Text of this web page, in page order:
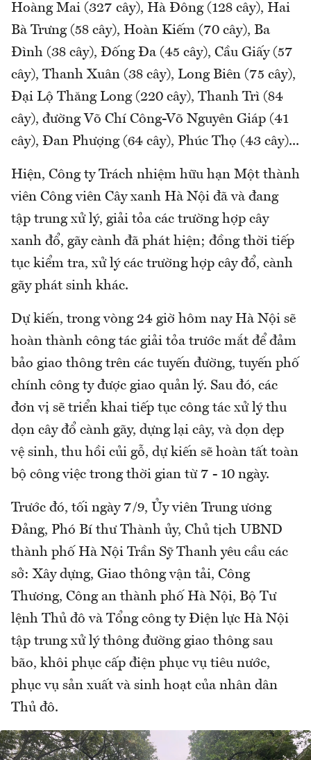
Hoàng Mai (327 cây), Hà Đông (128 cây), Hai
Bà Trưng (58 cây), Hoàn Kiếm (70 cây), Ba
Đình (38 cây), Đống Đa (45 cây), Cầu Giấy (57
cây), Thanh Xuân (38 cây), Long Biên (75 cây),
Đại Lộ Thăng Long (220 cây), Thanh Trì (84
cây), đường Võ Chí Công-Võ Nguyên Giáp (41
cây), Đan Phượng (64 cây), Phúc Thọ (43 cây)...
Hiện, Công ty Trách nhiệm hữu hạn Một thành
viên Công viên Cây xanh Hà Nội đã và đang
tập trung xử lý, giải tỏa các trường hợp cây
xanh đổ, gãy cành đã phát hiện; đồng thời tiếp
tục kiểm tra, xử lý các trường hợp cây đổ, cành
gãy phát sinh khác.
Dự kiến, trong vòng 24 giờ hôm nay Hà Nội sẽ
hoàn thành công tác giải tỏa trước mắt để đảm
bảo giao thông trên các tuyến đường, tuyến phố
chính công ty được giao quản lý. Sau đó, các
đơn vị sẽ triển khai tiếp tục công tác xử lý thu
dọn cây đổ cành gãy, dựng lại cây, và dọn dẹp
vệ sinh, thu hồi củi gỗ, dự kiến sẽ hoàn tất toàn
bộ công việc trong thời gian từ 7 - 10 ngày.
Trước đó, tối ngày 7/9, Ủy viên Trung ương
Đảng, Phó Bí thư Thành ủy, Chủ tịch UBND
thành phố Hà Nội Trần Sỹ Thanh yêu cầu các
sở: Xây dựng, Giao thông vận tải, Công
Thương, Công an thành phố Hà Nội, Bộ Tư
lệnh Thủ đô và Tổng công ty Điện lực Hà Nội
tập trung xử lý thông đường giao thông sau
bão, khôi phục cấp điện phục vụ tiêu nước,
phục vụ sản xuất và sinh hoạt của nhân dân
Thủ đô.